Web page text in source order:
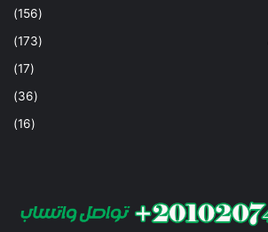
(156)
(173)
(17)
(36)
(16)